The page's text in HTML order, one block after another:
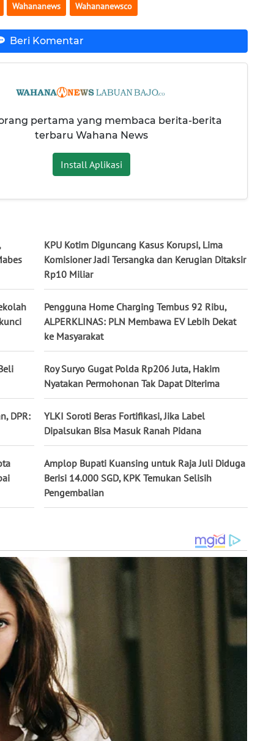
Wahananews Wahananewsco
Beri Komentar
pertama yang membaca berita-berita
terbaru Wahana News
Install Aplikasi
KPU Kotim Diguncang Kasus Korupsi, Lima
Komisioner Jadi Tersangka dan Kerugian Ditaksir
Rp10 Miliar
Pengguna Home Charging Tembus 92 Ribu,
ALPERKLINAS: PLN Membawa EV Lebih Dekat
ke Masyarakat
Roy Suryo Gugat Polda Rp206 Juta, Hakim
Nyatakan Permohonan Tak Dapat Diterima
DPR:
YLKI Soroti Beras Fortifikasi, Jika Label
Dipalsukan Bisa Masuk Ranah Pidana
Amplop Bupati Kuansing untuk Raja Juli Diduga
Berisi 14.000 SGD, KPK Temukan Selisih
Pengembalian